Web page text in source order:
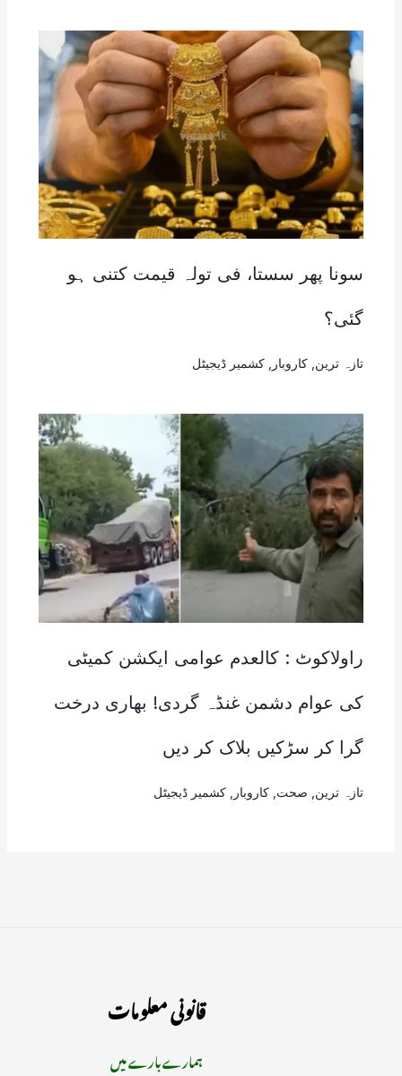
سونا پھر سستا، فی تولہ قیمت کتنی ہو
گئی؟
تازہ ترین کاروبار کشمیر ڈیجیٹل
راولاکوٹ : کالعدم عوامی ایکشن کمیٹی
کی عوام دشمن غنڈہ گردی! بھاری درخت
گرا کر سڑکیں بلاک کر دیں
تازہ ترین صحت کاروبار کشمیر ڈیجیٹل
قانونی معلومات
ہمارے بارے میں